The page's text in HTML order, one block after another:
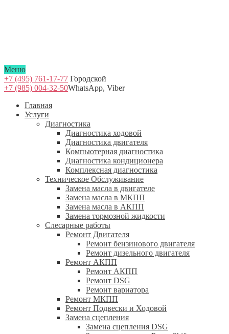
Меню
+7 (495) 761-17-77 Городской
+7 (985) 004-32-50WhatsApp, Viber
Главная
Услуги
Диагностика
Диагностика ходовой
Диагностика двигателя
Компьютерная диагностика
Диагностика кондиционера
Комплексная диагностика
Техническое Обслуживание
Замена масла в двигателе
Замена масла в МКПП
Замена масла в АКПП
Замена тормозной жидкости
Слесарные работы
Ремонт Двигателя
Ремонт бензинового двигателя
Ремонт дизельного двигателя
Ремонт АКПП
Ремонт АКПП
Ремонт DSG
Ремонт вариатора
Ремонт МКПП
Ремонт Подвески и Ходовой
Замена сцепления
Замена сцепления DSG